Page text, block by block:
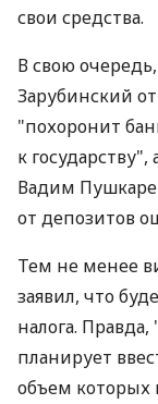
свои средства.
В свою
Зарубинский
"похоронит
к
Вадим
от депозитов
Тем не менее
заявил, что
налога.
планирует
объем